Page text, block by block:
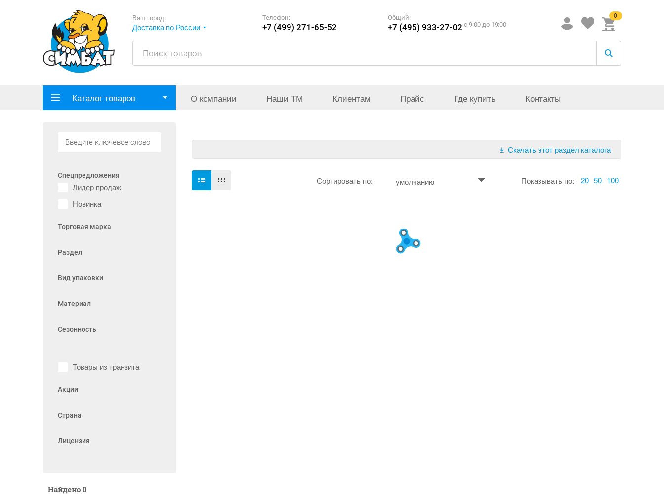
Ваш город:
Доставка по России
Телефон:
+7 (499) 271-65-52
Общий:
+7 (495) 933-27-02 c 9:00 до 19:00
0
Каталог товаров О компании Наши ТМ Клиентам Прайс Где купить Контакты
Спецпредложения
Лидер продаж
Новинка
Торговая марка
Раздел
Вид упаковки
Материал
Сезонность
Товары из транзита
Акции
Страна
Лицензия
Найдено 0
Скачать этот раздел каталога
Сортировать по: умолчанию Показывать по: 20 50 100